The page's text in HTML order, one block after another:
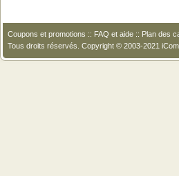
Coupons et promotions :: FAQ et aide :: Plan des
Tous droits réservés. Copyright © 2003-2021